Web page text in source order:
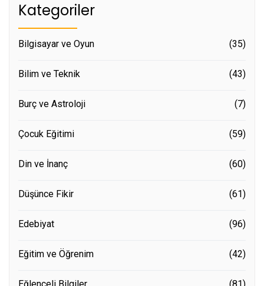
Kategoriler
Bilgisayar ve Oyun (35)
Bilim ve Teknik (43)
Burç ve Astroloji (7)
Çocuk Eğitimi (59)
Din ve İnanç (60)
Düşünce Fikir (61)
Edebiyat (96)
Eğitim ve Öğrenim (42)